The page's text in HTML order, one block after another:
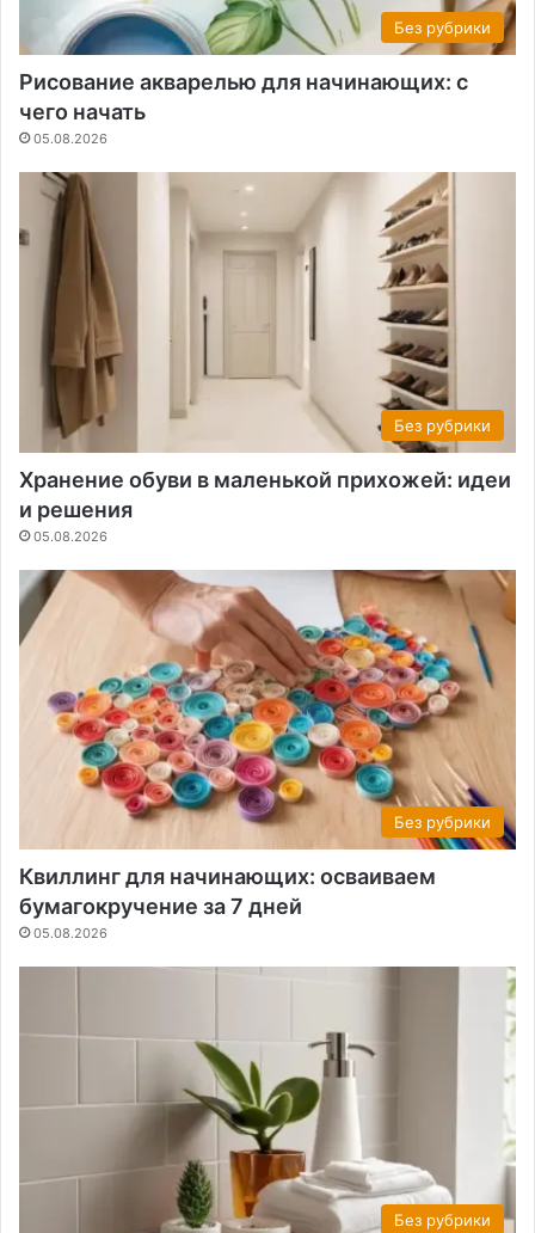
Без рубрики
Рисование акварелью для начинающих: с
чего начать
05.08.2026
Без рубрики
Хранение обуви в маленькой прихожей: идеи
и решения
05.08.2026
Без рубрики
Квиллинг для начинающих: осваиваем
бумагокручение за 7 дней
05.08.2026
Без рубрики